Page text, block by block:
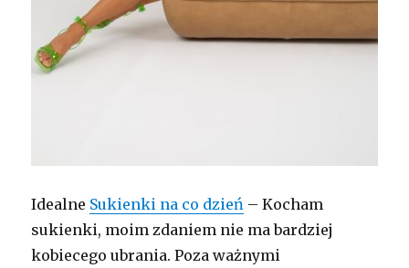
Idealne Sukienki na co dzień – Kocham
sukienki, moim zdaniem nie ma bardziej
kobiecego ubrania. Poza ważnymi